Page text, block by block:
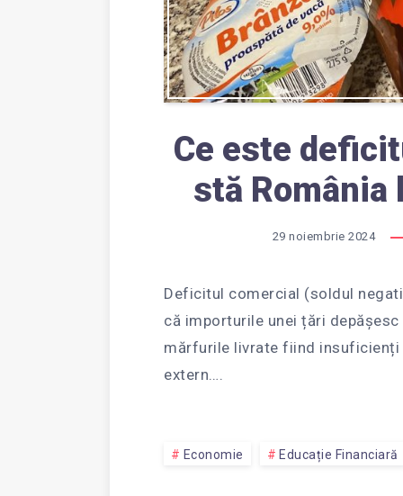
Ce este
stă România
29 noiembrie 2024
Deficitul comercial (soldul
că importurile unei țări
mărfurile livrate fiind insuficienți
extern….
Economie Educație Financiară